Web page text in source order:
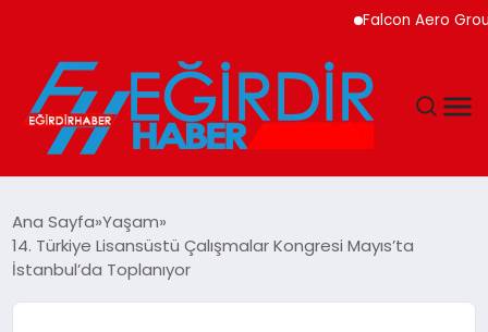
Falcon Aero Group,
EĞITIM
Ana Sayfa Yaşam
14. Türkiye Lisansüstü Çalışmalar Kongresi Mayıs’ta
İstanbul’da Toplanıyor